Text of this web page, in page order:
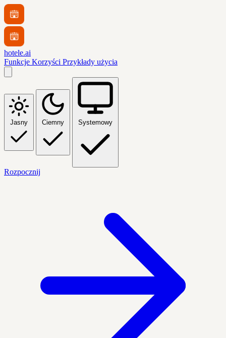
hotele.ai
Funkcje Korzyści Przykłady użycia
Jasny Ciemny Systemowy
Rozpocznij